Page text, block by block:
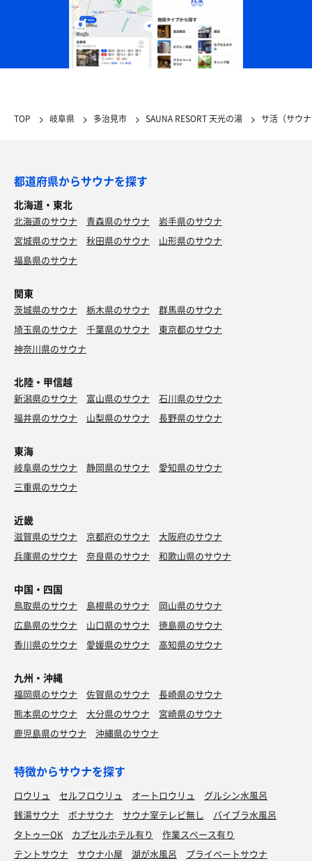
TOP 岐阜県 多治見市 SAUNA RESORT 天光の湯 サ活（サウ
都道府県からサウナを探す
北海道・東北
北海道のサウナ 青森県のサウナ
岩手県のサウナ
宮城県のサウナ
秋田県のサウナ
山形県のサウナ
福島県のサウナ
関東
茨城県のサウナ 栃木県のサウナ
群馬県のサウナ
埼玉県のサウナ
千葉県のサウナ
東京都のサウナ
神奈川県のサウナ
北陸・甲信越
新潟県のサウナ 富山県のサウナ
石川県のサウナ
福井県のサウナ
山梨県のサウナ 長野県のサウナ
東海
岐阜県のサウナ 静岡県のサウナ
愛知県のサウナ
三重県のサウナ
近畿
滋賀県のサウナ 京都府のサウナ
大阪府のサウナ
兵庫県のサウナ
奈良県のサウナ 和歌山県のサウナ
中国・四国
鳥取県のサウナ 島根県のサウナ
岡山県のサウナ
広島県のサウナ
山口県のサウナ
徳島県のサウナ
香川県のサウナ
愛媛県のサウナ 高知県のサウナ
九州・沖縄
福岡県のサウナ 佐賀県のサウナ
長崎県のサウナ
熊本県のサウナ
大分県のサウナ
宮崎県のサウナ
鹿児島県のサウナ
沖縄県のサウナ
特徴からサウナを探す
ロウリュ セルフロウリュ オートロウリュ
グルシン水風呂
銭湯サウナ
ボナサウナ サウナ室テレビ無し
バイブラ水風呂
タトゥーOK
カプセルホテル有り
作業スペース有り
テントサウナ
サウナ小屋 湖が水風呂 プライベートサウナ